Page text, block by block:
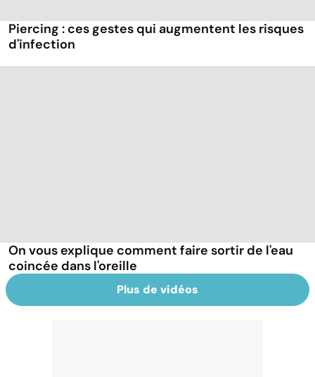
Piercing : ces gestes qui augmentent les risques
d'infection
On vous explique comment faire sortir de l'eau
coincée dans l'oreille
Plus de vidéos